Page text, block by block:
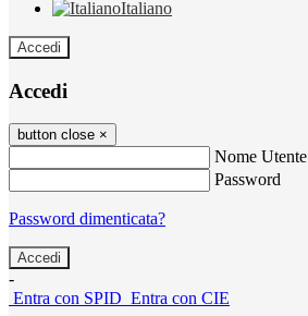
Italiano
Accedi
Accedi
button close ×
Nome Utente
Password
Password dimenticata?
-
Entra con SPID Entra con CIE